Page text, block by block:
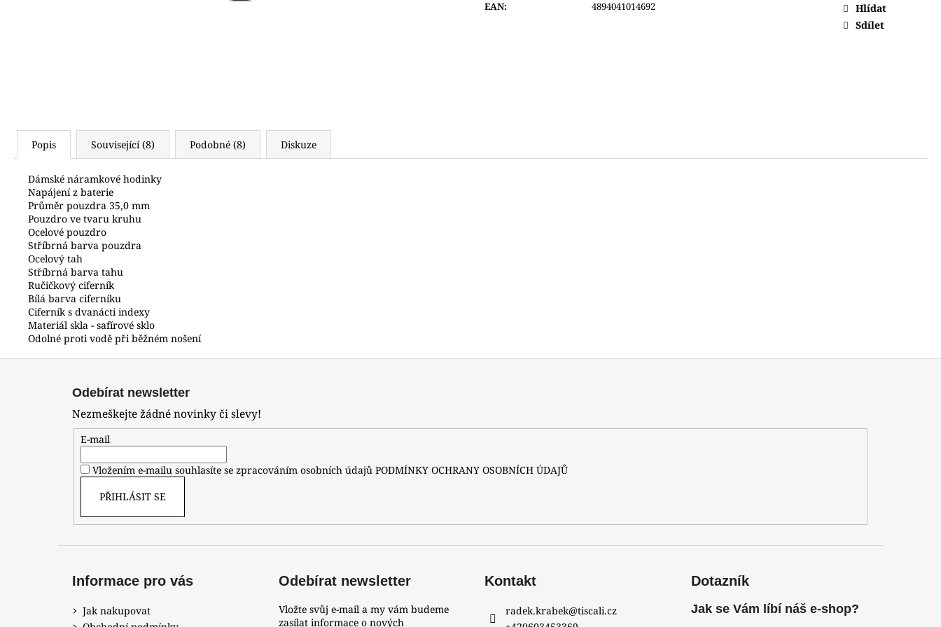
EAN: 4894041014692
Hlídat
Sdílet
Popis Související (8) Podobné (8) Diskuze
Dámské náramkové hodinky
Napájení z baterie
Průměr pouzdra 35,0 mm
Pouzdro ve tvaru kruhu
Ocelové pouzdro
Stříbrná barva pouzdra
Ocelový tah
Stříbrná barva tahu
Ručičkový ciferník
Bílá barva ciferníku
Ciferník s dvanácti indexy
Materiál skla - safírové sklo
Odolné proti vodě při běžném nošení
Odebírat newsletter
Nezmeškejte žádné novinky či slevy!
E-mail
Vložením e-mailu souhlasíte se zpracováním osobních údajů PODMÍNKY OCHRANY OSOBNÍCH ÚDAJŮ
PŘIHLÁSIT SE
Informace pro vás
Jak nakupovat
Odebírat newsletter
Vložte svůj e-mail a my vám budeme
zasílat informace o nových
Kontakt
radek.krabek@tiscali.cz
Dotazník
Jak se Vám líbí náš e-shop?